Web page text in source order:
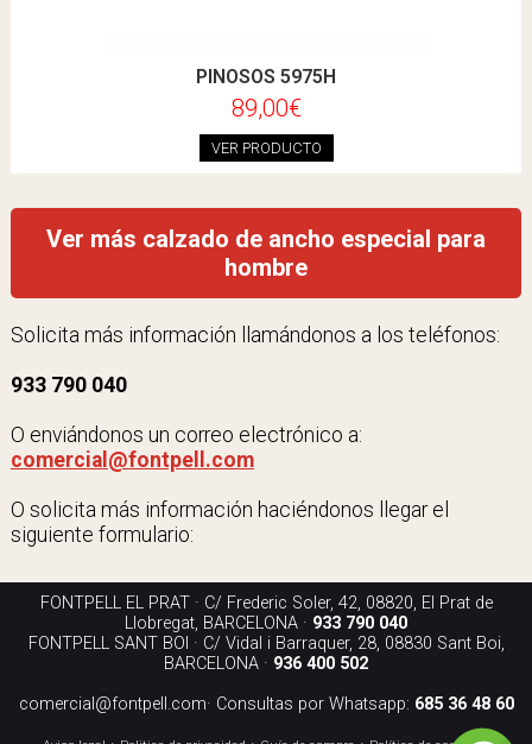
PINOSOS 5975H
89,00€
VER PRODUCTO
Ver más calzado de ancho especial para
hombre
Solicita más información llamándonos a los teléfonos:
933 790 040
O enviándonos un correo electrónico a:
comercial@fontpell.com
O solicita más información haciéndonos llegar el
siguiente formulario:
FONTPELL EL PRAT · C/ Frederic Soler, 42, 08820, El Prat de
Llobregat, BARCELONA · 933 790 040
FONTPELL SANT BOI · C/ Vidal i Barraquer, 28, 08830 Sant Boi,
BARCELONA · 936 400 502
comercial@fontpell.com· Consultas por Whatsapp: 685 36 48 60